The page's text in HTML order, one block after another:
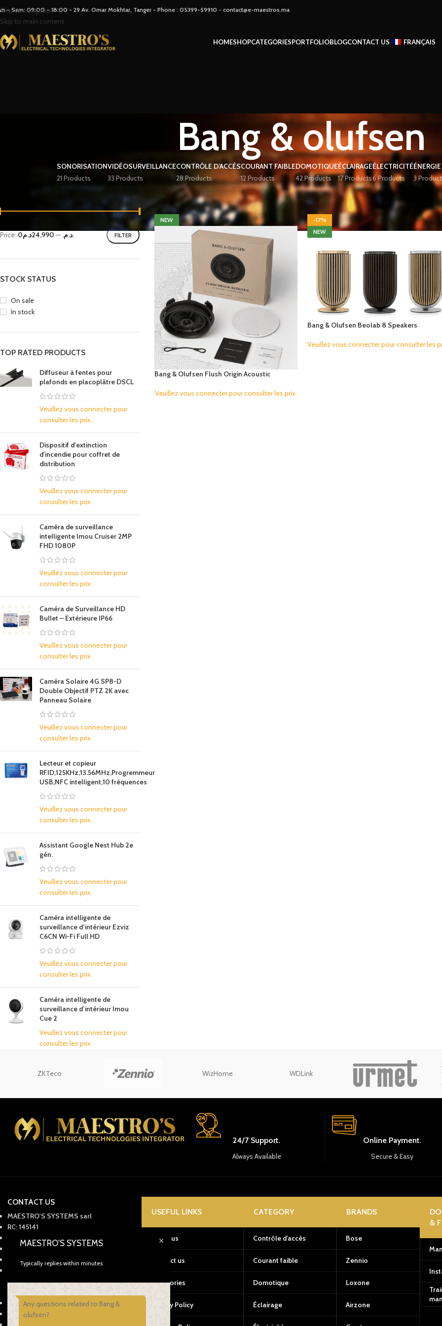
Skip to navigation
Skip to main content
– Sam: 09:00 – 18:00 - 29 Av. Omar Mokhtar, Tanger - Phone : 05399-59910 - contact@e-maestros.ma
HOMESHOPCATEGORIESPORTFOLIOBLOGCONTACT US FRANÇAIS
Bang & olufsen
SONORISATION
21 Products
VIDÉOSURVEILLANCE
33 Products
CONTRÔLE D’ACCÈS
28 Products
COURANT FAIBLE
12 Products
DOMOTIQUE
42 Products
ÉCLAIRAGE
17 Products
ÉLECTRICITÉ
6 Products
3
FILTER
Price: 0د.م. — 24,990د.م.
STOCK STATUS
On sale
In stock
TOP RATED PRODUCTS
Diffuseur à fentes pour
plafonds en placoplâtre DSCL
Veuillez vous connecter pour
consulter les prix.
Dispositif d'extinction
d'incendie pour coffret de
distribution
Veuillez vous connecter pour
consulter les prix.
Caméra de surveillance
intelligente Imou Cruiser 2MP
FHD 1080P
Veuillez vous connecter pour
consulter les prix.
Caméra de Surveillance HD
Bullet – Extérieure IP66
Veuillez vous connecter pour
consulter les prix.
Caméra Solaire 4G SP8-D
Double Objectif PTZ 2K avec
Panneau Solaire
Veuillez vous connecter pour
consulter les prix.
Lecteur et copieur
RFID,125KHz,13.56MHz,Progremmeur
USB,NFC intelligent,10 fréquences
Veuillez vous connecter pour
consulter les prix.
Assistant Google Nest Hub 2e
gén.
Veuillez vous connecter pour
consulter les prix.
Caméra intelligente de
surveillance d’intérieur Ezviz
C6CN Wi-Fi Full HD
Veuillez vous connecter pour
consulter les prix.
Caméra intelligente de
surveillance d’intérieur Imou
Cue 2
Veuillez vous connecter pour
consulter les prix.
Home Bang & olufsen
NEW
Bang & Olufsen Flush Origin Acoustic
Veuillez vous connecter pour consulter les prix.
-17%
NEW
Bang & Olufsen Beolab 8 Speakers
Veuillez vous connecter pour consulter les
ZKTeco WizHome WDLink
24/7 Support.
Always Available
Online Payment.
Secure & Easy
CONTACT US
MAESTRO'S SYSTEMS sarl
RC: 145141
ICE: 003420107000044
IF : 60176550
Tax: 57228150
Mobile: +212661345908
29 Av. Omar Mokhtar, Tanger, 90060
Email : contact@e-maestros.ma
USEFUL LINKS
About us
Contact us
Categories
Privacy Policy
CATEGORY
Contrôle d’accès
Courant faible
Domotique
Éclairage
BRANDS
Bose
Zennio
Loxone
Airzone
&
MAESTRO'S SYSTEMS
Typically replies within minutes
Any questions related to Bang &
olufsen?